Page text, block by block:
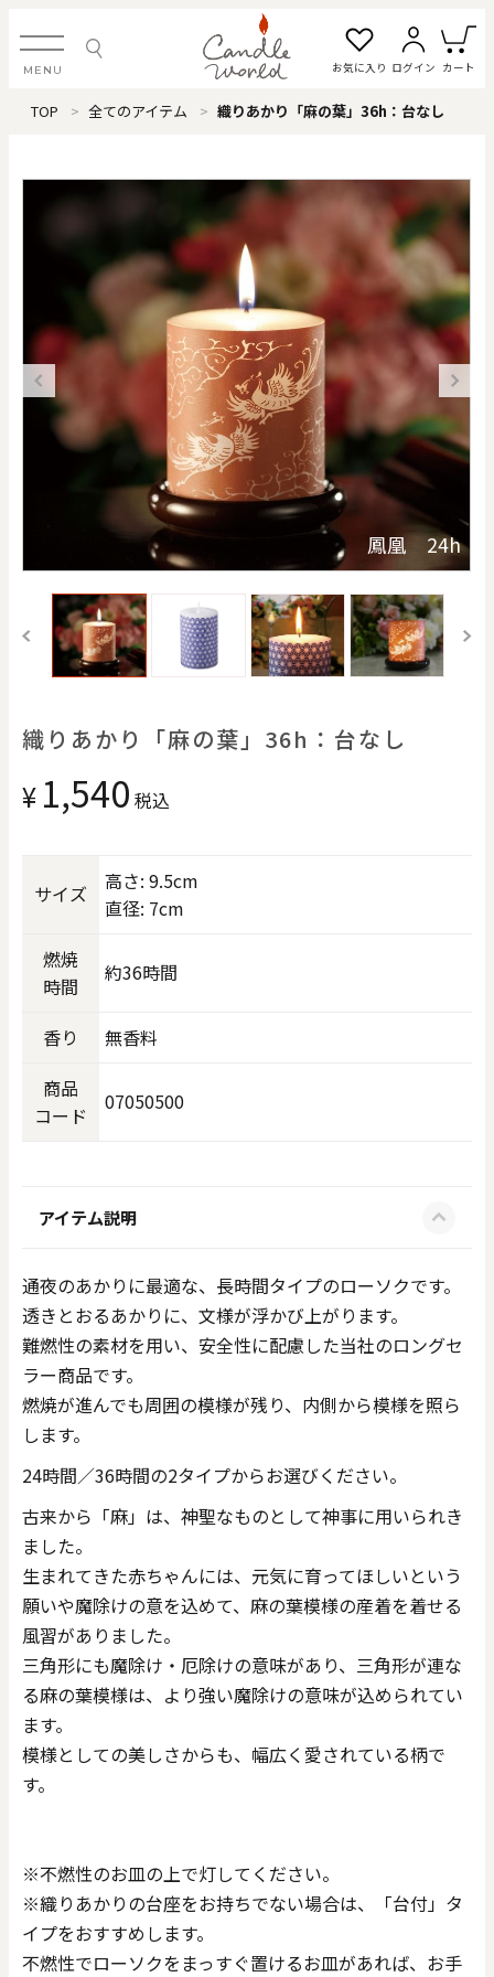
MENU お気に入り ログイン カート
ログイン・新規会員登録
お気に入り一覧 カートを見る
すべてのアイテム
カテゴリから探す
#タグから探す
価格で探す
20000
～ 円
クリア OK
色で探す
TOP 全てのアイテム 織りあかり「麻の葉」36h：台なし
鳳凰 24h
織りあかり「麻の葉」36h：台なし
¥ 1,540 税込
サイズ
高さ: 9.5cm
直径: 7cm
燃焼
時間
約36時間
香り
無香料
商品
コード
07050500
アイテム説明
通夜のあかりに最適な、長時間タイプのローソクです。
透きとおるあかりに、文様が浮かび上がります。
難燃性の素材を用い、安全性に配慮した当社のロングセ
ラー商品です。
燃焼が進んでも周囲の模様が残り、内側から模様を照ら
します。
24時間／36時間の2タイプからお選びください。
古来から「麻」は、神聖なものとして神事に用いられき
ました。
生まれてきた赤ちゃんには、元気に育ってほしいという
願いや魔除けの意を込めて、麻の葉模様の産着を着せる
風習がありました。
三角形にも魔除け・厄除けの意味があり、三角形が連な
る麻の葉模様は、より強い魔除けの意味が込められてい
ます。
模様としての美しさからも、幅広く愛されている柄で
す。
※不燃性のお皿の上で灯してください。
※織りあかりの台座をお持ちでない場合は、「台付」タ
イプをおすすめします。
不燃性でローソクをまっすぐ置けるお皿があれば、お手